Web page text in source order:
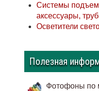
Системы
аксессуары,
Осветители
Полезная
Фотофоны по